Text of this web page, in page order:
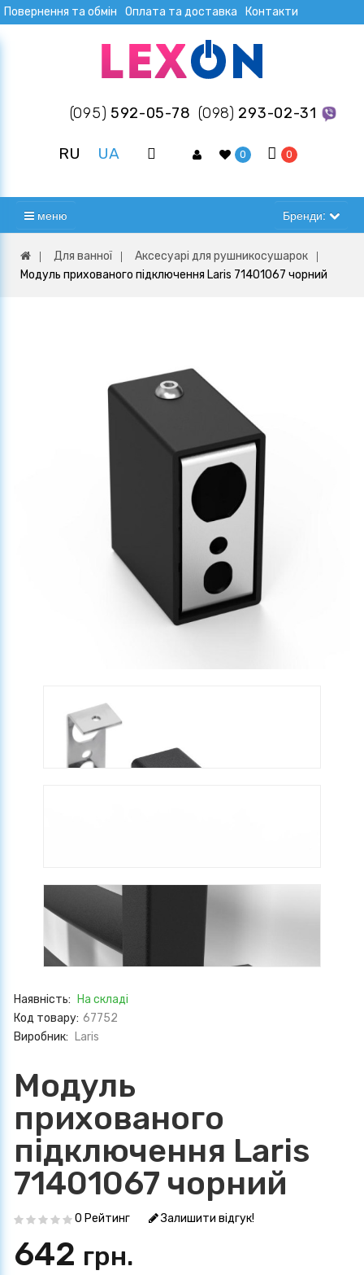
Повернення та обмін Оплата та доставка Контакти
(095) 592-05-78 (098) 293-02-31
RU UA 0 0
меню Бренди:
Для ванної
Аксесуарі для рушникосушарок
Модуль прихованого підключення Laris 71401067 чорний
Наявність:
На складі
Код товару: 67752
Виробник:
Laris
Модуль
прихованого
підключення Laris
71401067 чорний
0 Рейтинг Залишити відгук!
642 грн.